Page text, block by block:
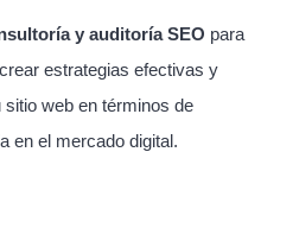
y auditoría SEO para
estrategias efectivas y
web en términos de
en el mercado digital.